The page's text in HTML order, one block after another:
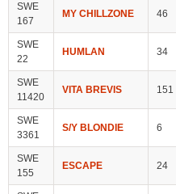
SWE
167
MY CHILLZONE 46
SWE
22
HUMLAN 34
SWE
11420
VITA BREVIS 151
SWE
3361
S/Y BLONDIE 6
SWE
155
ESCAPE 24